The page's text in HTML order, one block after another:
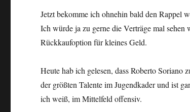
Jetzt bekomme ich ohnehin bald den Rappel
Ich würde ja zu gerne die Verträge mal
Rückkaufoption für kleines Geld.
Heute hab ich gelesen, dass Roberto Soriano
der größten Talente im Jugendkader und ist
ich weiß, im Mittelfeld offensiv.